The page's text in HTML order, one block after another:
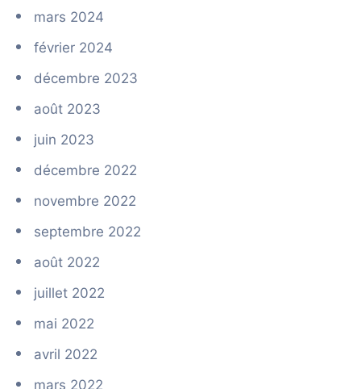
mars 2024
février 2024
décembre 2023
août 2023
juin 2023
décembre 2022
novembre 2022
septembre 2022
août 2022
juillet 2022
mai 2022
avril 2022
mars 2022